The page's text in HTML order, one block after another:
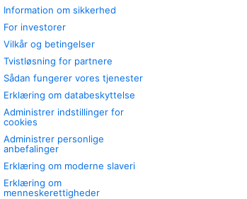
Information om sikkerhed
For investorer
Vilkår og betingelser
Tvistløsning for partnere
Sådan fungerer vores tjenester
Erklæring om databeskyttelse
Administrer indstillinger for
cookies
Administrer personlige
anbefalinger
Erklæring om moderne slaveri
Erklæring om
menneskerettigheder